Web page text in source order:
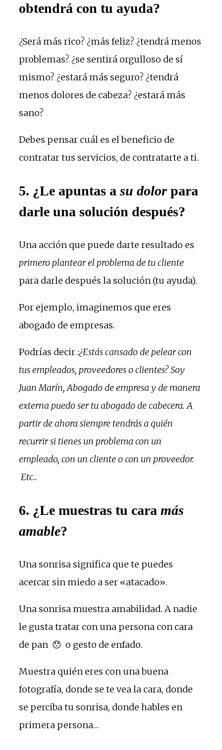
obtendrá con tu ayuda?
¿Será más rico? ¿más feliz? ¿tendrá menos
problemas? ¿se sentirá orgulloso de sí
mismo? ¿estará más seguro? ¿tendrá
menos dolores de cabeza? ¿estará más
sano?
Debes pensar cuál es el beneficio de
contratar tus servicios, de contratarte a ti.
5. ¿Le apuntas a su dolor para
darle una solución después?
Una acción que puede darte resultado es
primero plantear el problema de tu cliente
para darle después la solución (tu ayuda).
Por ejemplo, imaginemos que eres
abogado de empresas.
Podrías decir:¿Estás cansado de pelear con
tus empleados, proveedores o clientes? Soy
Juan Marín, Abogado de empresa y de manera
externa puedo ser tu abogado de cabecera. A
partir de ahora siempre tendrás a quién
recurrir si tienes un problema con un
empleado, con un cliente o con un proveedor.
Etc..
6. ¿Le muestras tu cara más
amable?
Una sonrisa significa que te puedes
acercar sin miedo a ser «atacado».
Una sonrisa muestra amabilidad. A nadie
le gusta tratar con una persona con cara
de pan 😯 o gesto de enfado.
Muestra quién eres con una buena
fotografía, donde se te vea la cara, donde
se perciba tu sonrisa, donde hables en
primera persona…